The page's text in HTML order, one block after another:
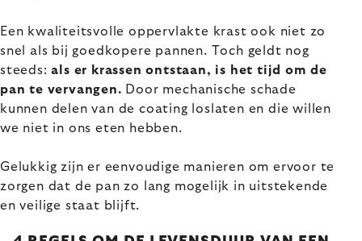
Een kwaliteitsvolle oppervlakte krast ook niet zo
snel als bij goedkopere pannen. Toch geldt nog
steeds:als er krassen ontstaan, is het tijd om de
pan te vervangen. Door mechanische schade
kunnen delen van de coating loslaten en die willen
we niet in ons eten hebben.
Gelukkig zijn er eenvoudige manieren om ervoor te
zorgen dat de pan zo lang mogelijk in uitstekende
en veilige staat blijft.